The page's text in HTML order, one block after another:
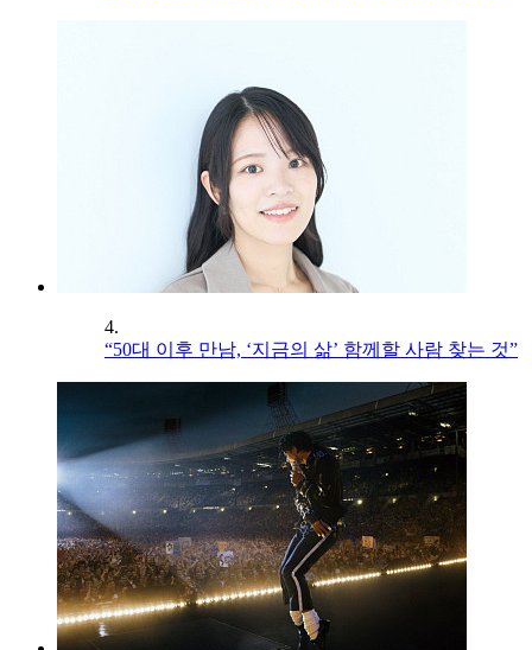
4.
“50대 이후 만남, ‘지금의 삶’ 함께할 사람 찾는 것”